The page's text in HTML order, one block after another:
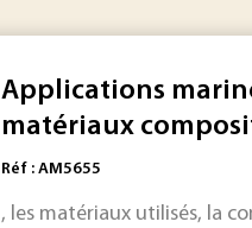
Applications
matériaux
Réf : AM5655
, les matériaux utilisés, la